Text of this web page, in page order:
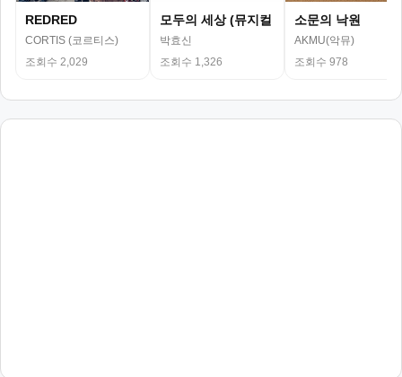
REDRED
CORTIS (코르티스)
조회수 2,029
모두의 세상 (뮤지컬
박효신
조회수 1,326
소문의 낙원
AKMU(악뮤)
조회수 978